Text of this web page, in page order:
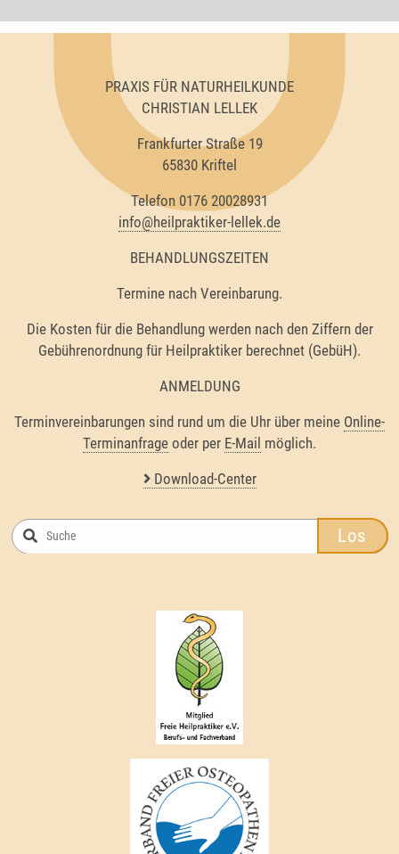
PRAXIS FÜR NATURHEILKUNDE
CHRISTIAN LELLEK
Frankfurter Straße 19
65830 Kriftel
Telefon 0176 20028931
info@heilpraktiker-lellek.de
BEHANDLUNGSZEITEN
Termine nach Vereinbarung.
Die Kosten für die Behandlung werden nach den Ziffern der
Gebührenordnung für Heilpraktiker berechnet (GebüH).
ANMELDUNG
Terminvereinbarungen sind rund um die Uhr über meine Online-
Terminanfrage oder per E-Mail möglich.
Download-Center
Los